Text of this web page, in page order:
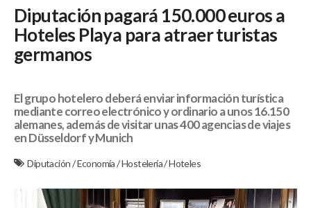
Diputación pagará 150.000 euros a
Hoteles Playa para atraer turistas
germanos
El grupo hotelero deberá enviar información turística
mediante correo electrónico y ordinario a unos 16.150
alemanes, además de visitar unas 400 agencias de viajes
en Düsseldorf y Munich
Diputación/Economía/Hostelería/Hoteles